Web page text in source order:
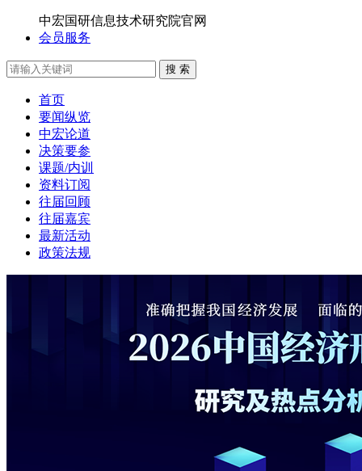
中宏国研信息技术研究院官网
会员服务
搜 索
首页
要闻纵览
中宏论道
决策要参
课题/内训
资料订阅
往届回顾
往届嘉宾
最新活动
政策法规